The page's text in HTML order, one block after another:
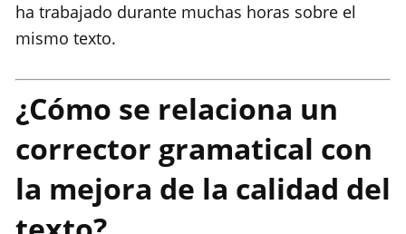
ha trabajado durante muchas horas sobre el
mismo texto.
¿Cómo se relaciona un
corrector gramatical con
la mejora de la calidad del